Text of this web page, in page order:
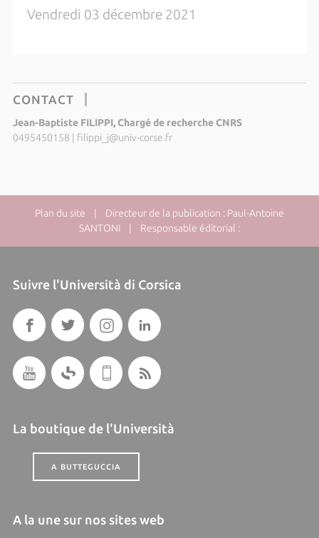
Vendredi 03 décembre 2021
CONTACT
Jean-Baptiste FILIPPI, Chargé de recherche CNRS
0495450158 | filippi_j@univ-corse.fr
Plan du site | Directeur de la publication : Paul-Antoine
SANTONI | Responsable éditorial :
Suivre l'Università di Corsica
La boutique de l'Università
A BUTTEGUCCIA
A la une sur nos sites web